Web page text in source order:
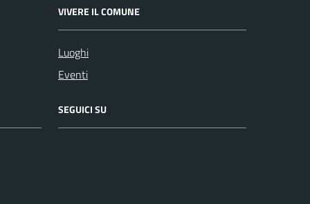
VIVERE IL COMUNE
Luoghi
Eventi
SEGUICI SU